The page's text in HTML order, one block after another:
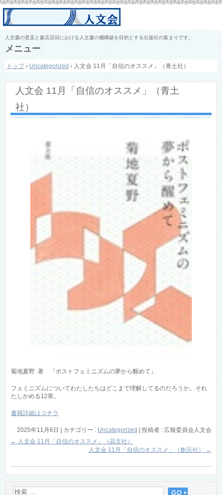
人文書の普及と書店店頭における人文書の棚構築を目的とする出版社の集まりです。
メニュー
ン
ン
キ
トップ › Uncategorized › 人文会 11月「自信のオススメ」（青土社）
人文会 11月「自信のオススメ」（青土
社）
菊地夏野 著 『ポストフェミニズムの夢から醒めて』
フェミニズムについてわたしたちはどこまで理解してるのだろうか。それ
たしかめる12章。
書籍詳細はコチラ
2025年11月6日 カテゴリー : Uncategorized
投稿者 : 広報委員会人文会
← 人文会 11月「自信のオススメ」（晶文社）
人文会 11月「自信のオススメ」（創元社）
→